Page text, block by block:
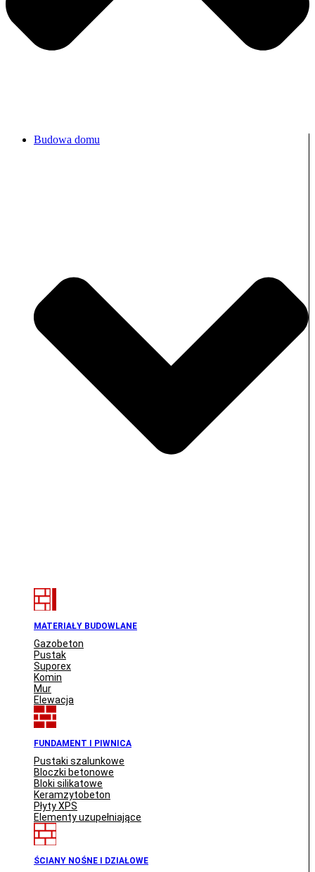
Budowa domu
MATERIAŁY BUDOWLANE
Gazobeton
Pustak
Suporex
Komin
Mur
Elewacja
FUNDAMENT I PIWNICA
Pustaki szalunkowe
Bloczki betonowe
Bloki silikatowe
Keramzytobeton
Płyty XPS
Elementy uzupełniające
ŚCIANY NOŚNE I DZIAŁOWE